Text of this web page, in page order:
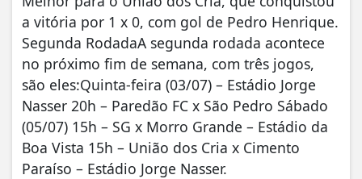
a vitória por 1 x 0, com gol de Pedro Henrique.
Segunda RodadaA segunda rodada acontece
no próximo fim de semana, com três jogos,
são eles:Quinta-feira (03/07) – Estádio Jorge
Nasser 20h – Paredão FC x São Pedro Sábado
(05/07) 15h – SG x Morro Grande – Estádio da
Boa Vista 15h – União dos Cria x Cimento
Paraíso – Estádio Jorge Nasser.